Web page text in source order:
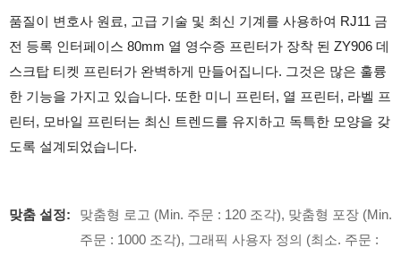
품질이 변호사 원료, 고급 기술 및 최신 기계를 사용하여 RJ11 금
전 등록 인터페이스 80mm 열 영수증 프린터가 장착 된 ZY906 데
스크탑 티켓 프린터가 완벽하게 만들어집니다. 그것은 많은 훌륭
한 기능을 가지고 있습니다. 또한 미니 프린터, 열 프린터, 라벨 프
린터, 모바일 프린터는 최신 트렌드를 유지하고 독특한 모양을 갖
도록 설계되었습니다.
맞춤 설정:
맞춤형 로고 (Min. 주문 : 120 조각), 맞춤형 포장 (Min.
주문 : 1000 조각), 그래픽 사용자 정의 (최소. 주문 :